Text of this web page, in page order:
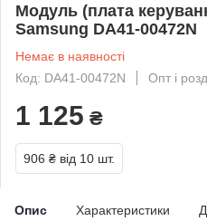
Модуль (плата
Samsung DA41-00472N
Немає в наявності
Код: DA41-00472N
Опт і
1 125 ₴
906 ₴ від 10 шт.
Опис Характеристики